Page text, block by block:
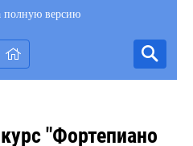
полную версию
"Фортепиано